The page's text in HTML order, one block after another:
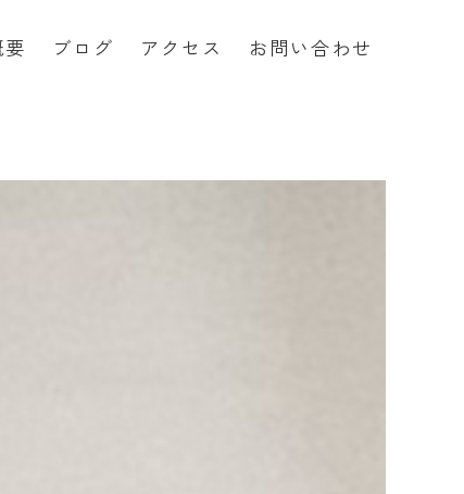
ブログ アクセス お問い合わせ